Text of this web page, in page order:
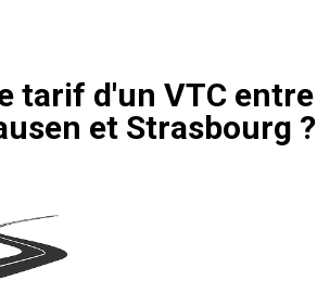
tarif d'un VTC entre
et Strasbourg ?